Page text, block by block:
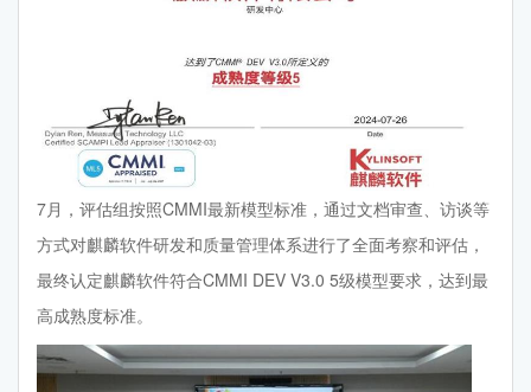
7月，评估组按照CMMI最新模型标准，通过文档审查、访谈等
方式对麒麟软件研发和质量管理体系进行了全面考察和评估，
最终认定麒麟软件符合CMMI DEV V3.0 5级模型要求，达到最
高成熟度标准。